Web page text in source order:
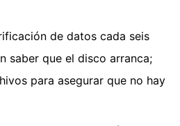
de datos cada seis
saber que el disco arranca;
para asegurar que no hay